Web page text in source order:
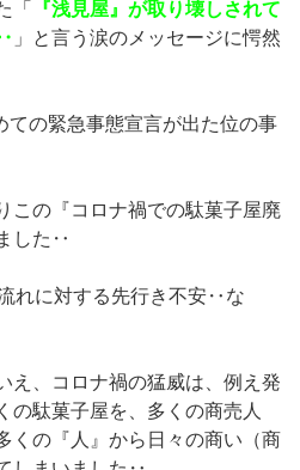
「
『浅見屋』が取り壊しされて
」と言う涙のメッセージに愕然
ての緊急事態宣言が出た位の事
この『コロナ禍での駄菓子屋廃
した‥
れに対する先行き不安‥な
え、コロナ禍の猛威は、例え発
の駄菓子屋を、 多くの商売人
くの『人』から日々の商い（商